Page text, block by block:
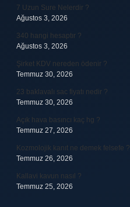
7 Uzun Sure Nelerdir ?
Ağustos 3, 2026
340 hangi hesaptır ?
Ağustos 3, 2026
Şirket KDV nereden ödenir ?
Temmuz 30, 2026
23 baklavalı sac fiyatı nedir ?
Temmuz 30, 2026
Açık hava basıncı kaç hg ?
Temmuz 27, 2026
Kozmolojik kanıt ne demek felsefe ?
Temmuz 26, 2026
Kallavi kavun nasıl ?
Temmuz 25, 2026